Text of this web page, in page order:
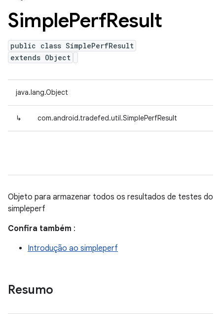
SimplePerfResult
public class SimplePerfResult
extends Object
java.lang.Object
↳ com.android.tradefed.util.SimplePerfResult
Objeto para armazenar todos os resultados de testes do
simpleperf
Confira também :
Introdução ao simpleperf
Resumo